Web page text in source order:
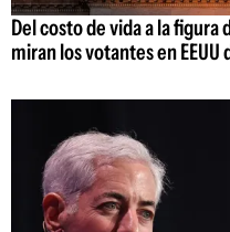
Del costo de vida a la
miran los votantes en